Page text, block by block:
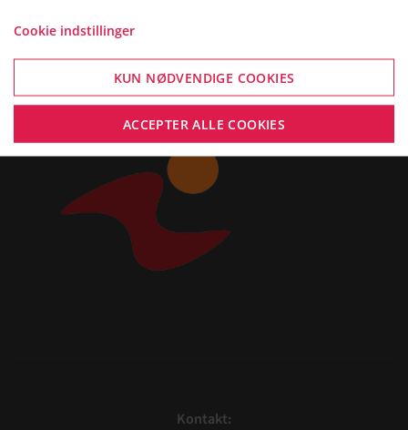
Kontakt:
Cookie indstillinger
KUN NØDVENDIGE COOKIES
ACCEPTER ALLE COOKIES